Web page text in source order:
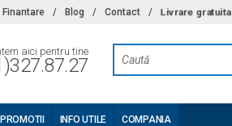
Finantare / Blog / Contact / Livrare gratuita
aici pentru tine
PROMOTII INFO UTILE COMPANIA